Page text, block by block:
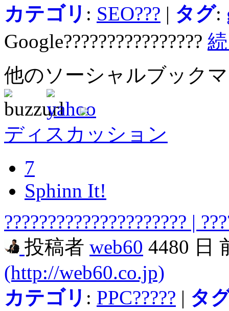
カテゴリ : SEO??? | タグ:
Google????????????????
他のソーシャルブック
ディスカッション
7
Sphinn It!
????????????????????? |
投稿者 web60 4480 日
(http://web60.co.jp)
カテゴリ : PPC????? | タ